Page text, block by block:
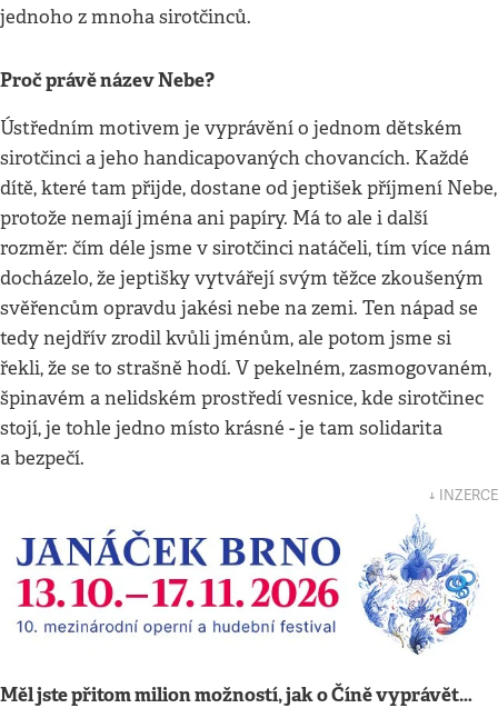
jednoho z mnoha sirotčinců.
Proč právě název Nebe?
Ústředním motivem je vyprávění o jednom dětském
sirotčinci a jeho handicapovaných chovancích. Každé
dítě, které tam přijde, dostane od jeptišek příjmení Nebe,
protože nemají jména ani papíry. Má to ale i další
rozměr: čím déle jsme v sirotčinci natáčeli, tím více nám
docházelo, že jeptišky vytvářejí svým těžce zkoušeným
svěřencům opravdu jakési nebe na zemi. Ten nápad se
tedy nejdřív zrodil kvůli jménům, ale potom jsme si
řekli, že se to strašně hodí. V pekelném, zasmogovaném,
špinavém a nelidském prostředí vesnice, kde sirotčinec
stojí, je tohle jedno místo krásné - je tam solidarita
a bezpečí.
↓ INZERCE
Měl jste přitom milion možností, jak o Číně vyprávět…